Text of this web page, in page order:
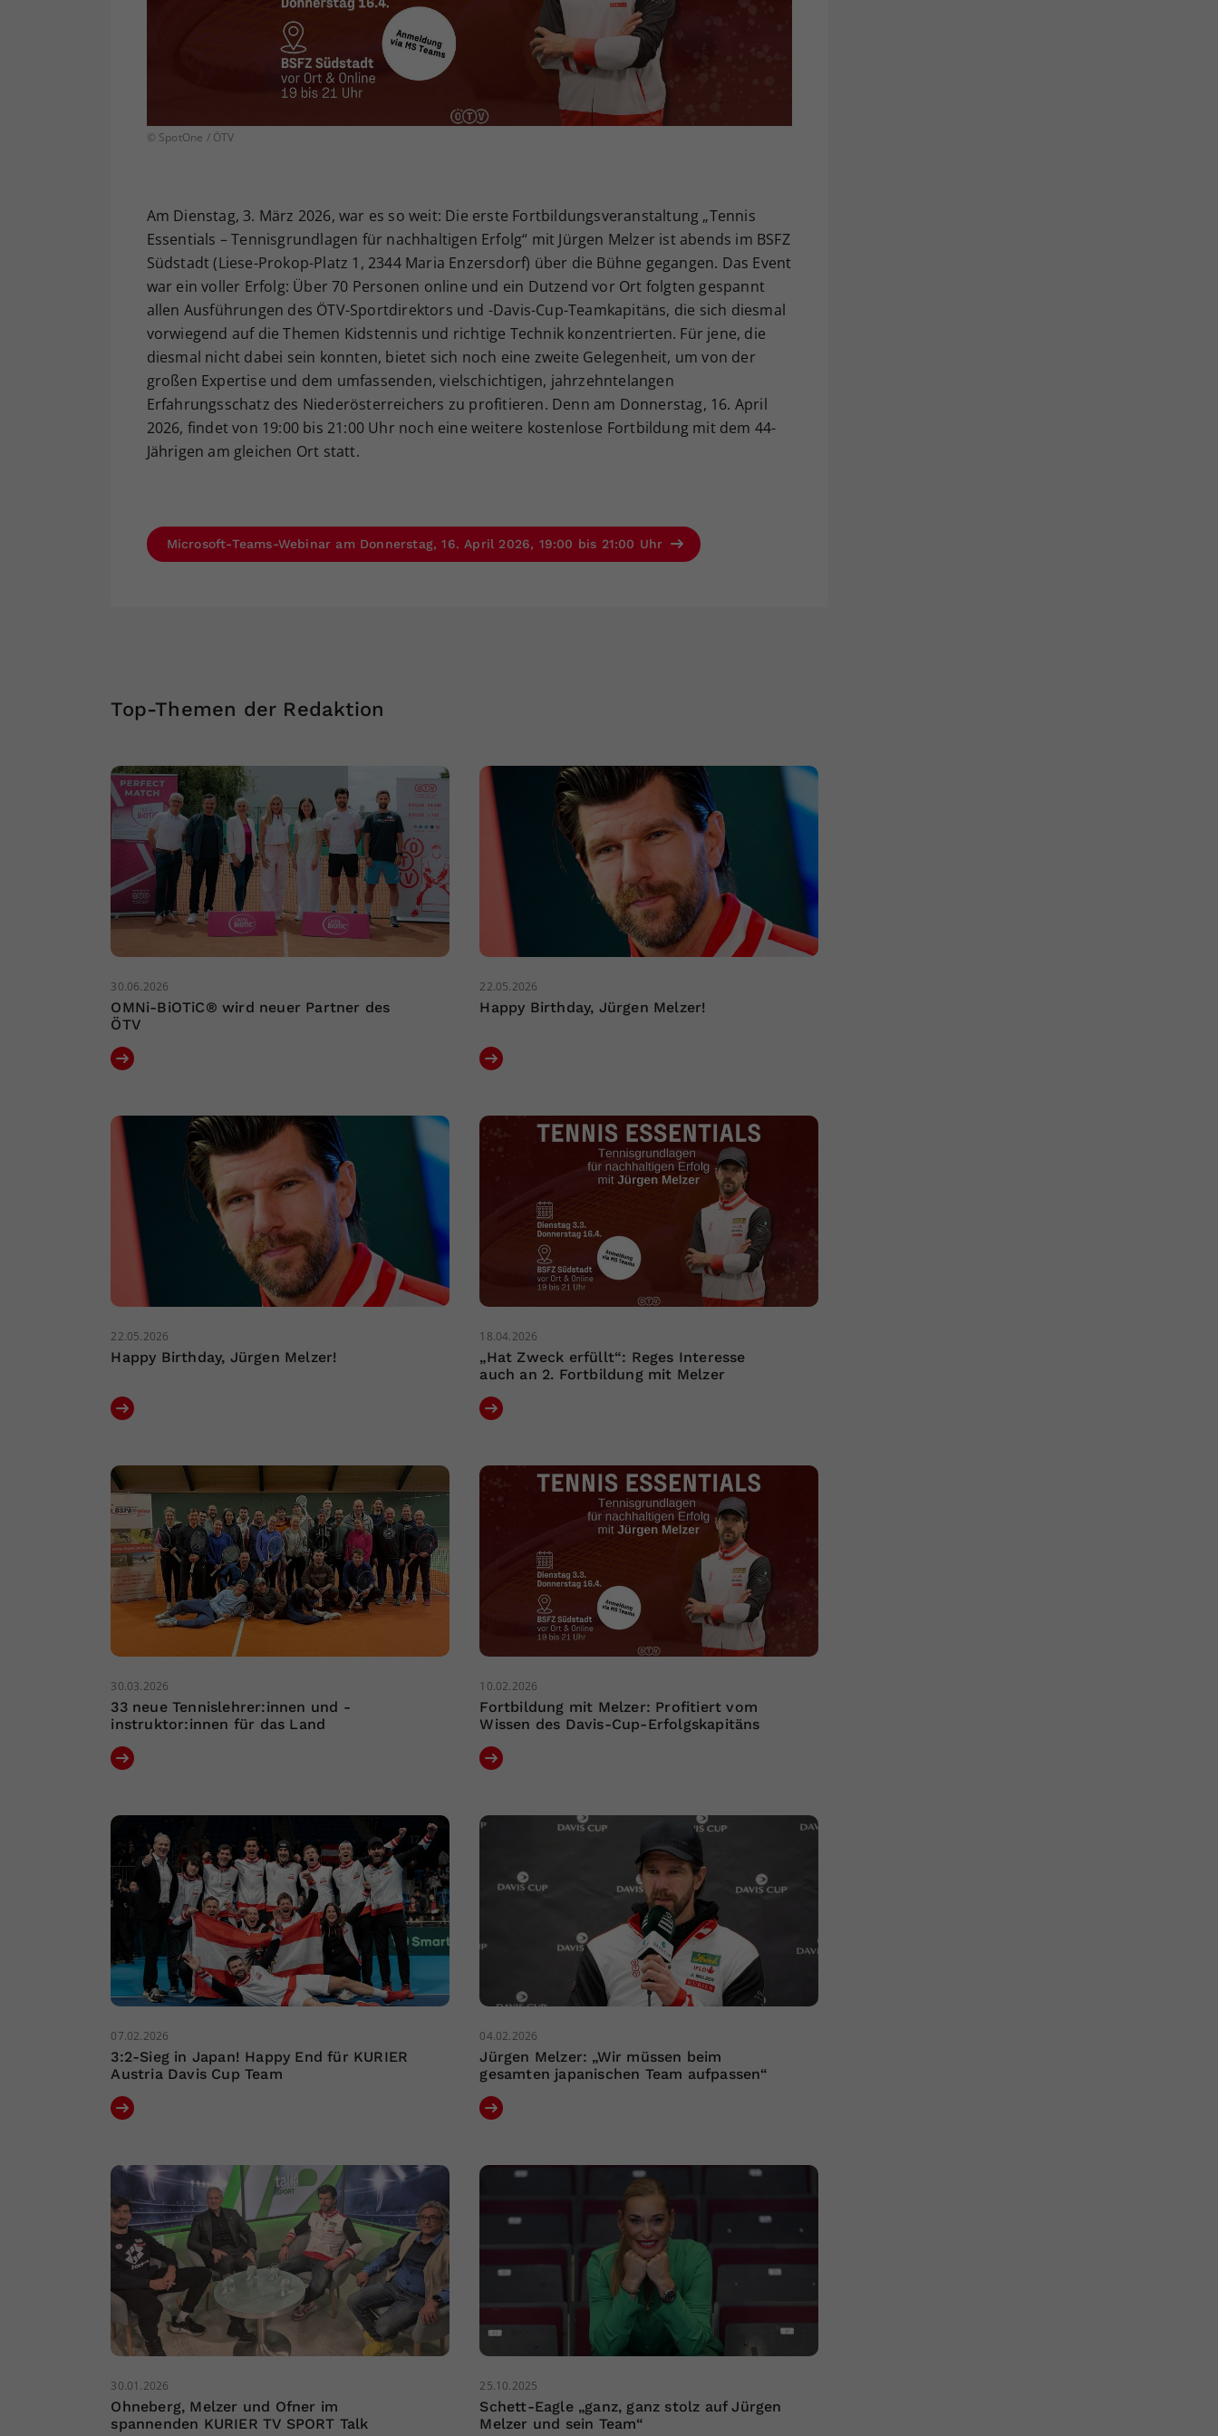
© SpotOne / ÖTV
Am Dienstag, 3. März 2026, war es so weit: Die erste Fortbildungsveranstaltung „Tennis
Essentials – Tennisgrundlagen für nachhaltigen Erfolg“ mit Jürgen Melzer ist abends im BSFZ
Südstadt (Liese-Prokop-Platz 1, 2344 Maria Enzersdorf) über die Bühne gegangen. Das Event
war ein voller Erfolg: Über 70 Personen online und ein Dutzend vor Ort folgten gespannt
allen Ausführungen des ÖTV-Sportdirektors und -Davis-Cup-Teamkapitäns, die sich diesmal
vorwiegend auf die Themen Kidstennis und richtige Technik konzentrierten. Für jene, die
diesmal nicht dabei sein konnten, bietet sich noch eine zweite Gelegenheit, um von der
großen Expertise und dem umfassenden, vielschichtigen, jahrzehntelangen
Erfahrungsschatz des Niederösterreichers zu profitieren. Denn am Donnerstag, 16. April
2026, findet von 19:00 bis 21:00 Uhr noch eine weitere kostenlose Fortbildung mit dem 44-
Jährigen am gleichen Ort statt.
Microsoft-Teams-Webinar am Donnerstag, 16. April 2026, 19:00 bis 21:00 Uhr
Top-Themen der Redaktion
30.06.2026
OMNi-BiOTiC® wird neuer Partner des
ÖTV
22.05.2026
Happy Birthday, Jürgen Melzer!
22.05.2026
Happy Birthday, Jürgen Melzer!
18.04.2026
„Hat Zweck erfüllt“: Reges Interesse
auch an 2. Fortbildung mit Melzer
30.03.2026
33 neue Tennislehrer:innen und -
instruktor:innen für das Land
10.02.2026
Fortbildung mit Melzer: Profitiert vom
Wissen des Davis-Cup-Erfolgskapitäns
07.02.2026
3:2-Sieg in Japan! Happy End für KURIER
Austria Davis Cup Team
04.02.2026
Jürgen Melzer: „Wir müssen beim
gesamten japanischen Team aufpassen“
30.01.2026
Ohneberg, Melzer und Ofner im
spannenden KURIER TV SPORT Talk
25.10.2025
Schett-Eagle „ganz, ganz stolz auf Jürgen
Melzer und sein Team“
Ihrer vorgenommen Einstellungen, falls der
Webseiten-Betreiber dies eingestellt hat.